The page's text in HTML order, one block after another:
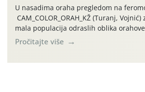
U nasadima oraha pregledom na
CAM_COLOR_ORAH_KŽ (Turanj,
mala populacija odraslih oblika
(Rhagoletis completa). Niska brojnost
činjenicom da je riječ o mladim
Pročitajte više